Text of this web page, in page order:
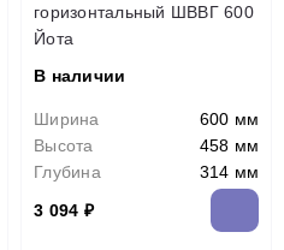
горизонтальный ШВВГ 600
Йота
В наличии
Ширина
600 мм
Высота
458 мм
Глубина
314 мм
3 094 ₽